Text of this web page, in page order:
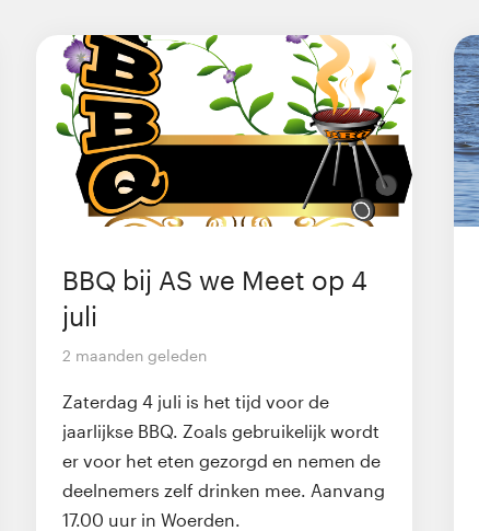
BBQ bij AS we Meet op 4
juli
2 maanden geleden
Zaterdag 4 juli is het tijd voor de
jaarlijkse BBQ. Zoals gebruikelijk wordt
er voor het eten gezorgd en nemen de
deelnemers zelf drinken mee. Aanvang
17.00 uur in Woerden.